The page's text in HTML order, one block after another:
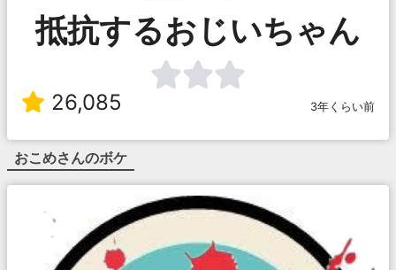
抵抗するおじいちゃん
26,085 3年くらい前
おこめさんのボケ